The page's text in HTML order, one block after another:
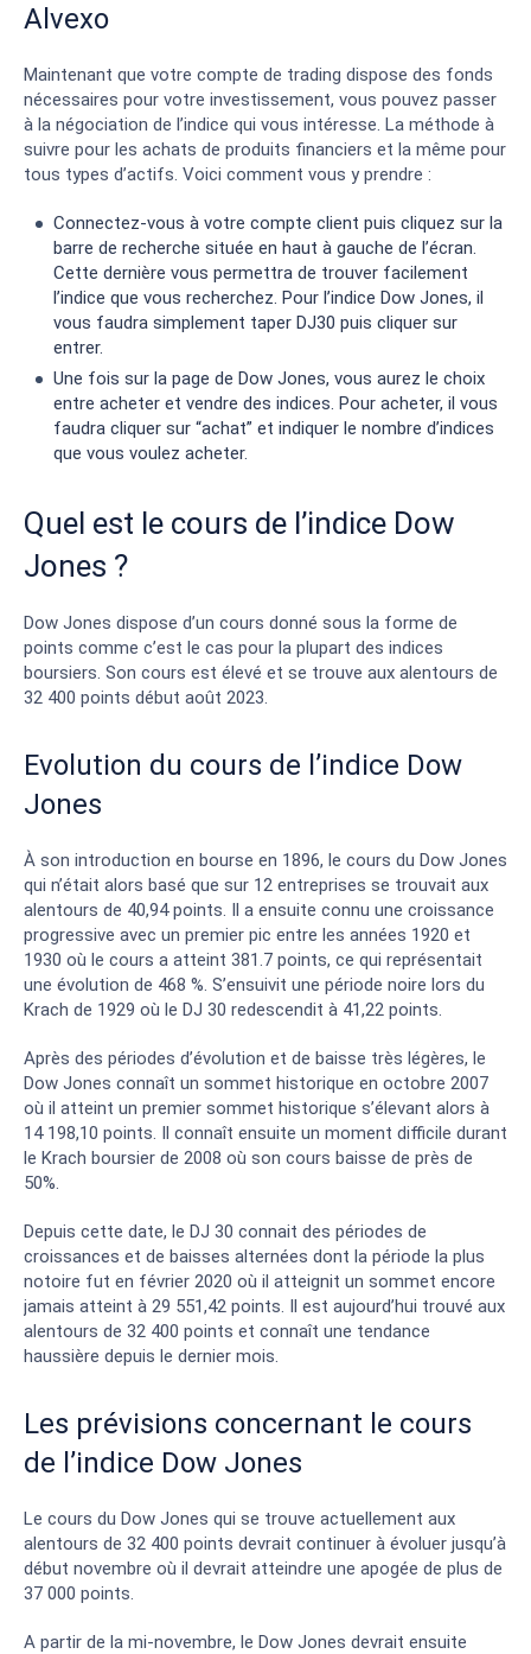
Alvexo
Maintenant que votre compte de trading dispose des fonds
nécessaires pour votre investissement, vous pouvez passer
à la négociation de l’indice qui vous intéresse. La méthode à
suivre pour les achats de produits financiers et la même pour
tous types d’actifs. Voici comment vous y prendre :
Connectez-vous à votre compte client puis cliquez sur la
barre de recherche située en haut à gauche de l’écran.
Cette dernière vous permettra de trouver facilement
l’indice que vous recherchez. Pour l’indice Dow Jones, il
vous faudra simplement taper DJ30 puis cliquer sur
entrer.
Une fois sur la page de Dow Jones, vous aurez le choix
entre acheter et vendre des indices. Pour acheter, il vous
faudra cliquer sur “achat” et indiquer le nombre d’indices
que vous voulez acheter.
Quel est le cours de l’indice Dow
Jones ?
Dow Jones dispose d’un cours donné sous la forme de
points comme c’est le cas pour la plupart des indices
boursiers. Son cours est élevé et se trouve aux alentours de
32 400 points début août 2023.
Evolution du cours de l’indice Dow
Jones
À son introduction en bourse en 1896, le cours du Dow Jones
qui n’était alors basé que sur 12 entreprises se trouvait aux
alentours de 40,94 points. Il a ensuite connu une croissance
progressive avec un premier pic entre les années 1920 et
1930 où le cours a atteint 381.7 points, ce qui représentait
une évolution de 468 %. S’ensuivit une période noire lors du
Krach de 1929 où le DJ 30 redescendit à 41,22 points.
Après des périodes d’évolution et de baisse très légères, le
Dow Jones connaît un sommet historique en octobre 2007
où il atteint un premier sommet historique s’élevant alors à
14 198,10 points. Il connaît ensuite un moment difficile durant
le Krach boursier de 2008 où son cours baisse de près de
50%.
Depuis cette date, le DJ 30 connait des périodes de
croissances et de baisses alternées dont la période la plus
notoire fut en février 2020 où il atteignit un sommet encore
jamais atteint à 29 551,42 points. Il est aujourd’hui trouvé aux
alentours de 32 400 points et connaît une tendance
haussière depuis le dernier mois.
Les prévisions concernant le cours
de l’indice Dow Jones
Le cours du Dow Jones qui se trouve actuellement aux
alentours de 32 400 points devrait continuer à évoluer jusqu’à
début novembre où il devrait atteindre une apogée de plus de
37 000 points.
A partir de la mi-novembre, le Dow Jones devrait ensuite